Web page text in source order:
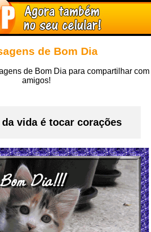
de Bom Dia
de Bom Dia para compartilhar com
amigos!
vida é tocar corações